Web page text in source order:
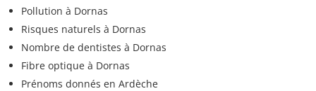
Pollution à Dornas
Risques naturels à Dornas
Nombre de dentistes à Dornas
Fibre optique à Dornas
Prénoms donnés en Ardèche